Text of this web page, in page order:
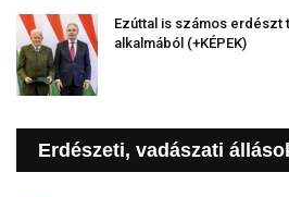
Ezúttal is számos erdészt
alkalmából (+KÉPEK)
Erdészeti, vadászati